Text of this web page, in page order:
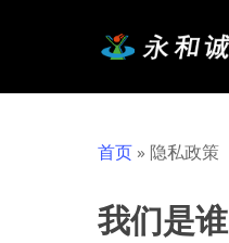
首页 » 隐私政策
我们是谁